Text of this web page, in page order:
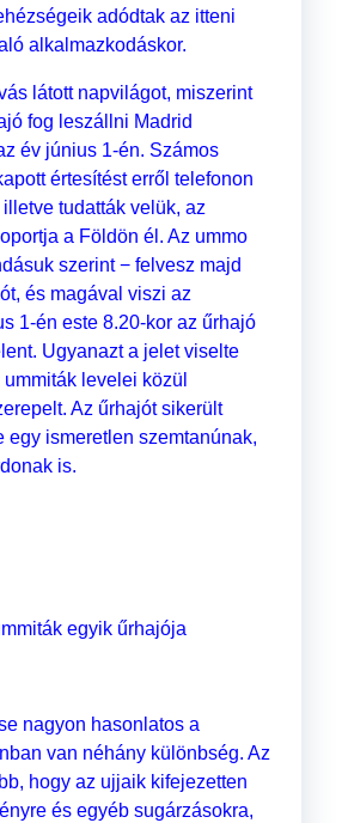
adódtak az itteni
alkalmazkodáskor.
látott napvilágot, miszerint
fog leszállni Madrid
év június 1-én. Számos
értesítést erről telefonon
tudatták velük, az
a Földön él. Az ummo
szerint − felvesz majd
és magával viszi az
1-én este 8.20-kor az űrhajó
Ugyanazt a jelet viselte
levelei közül
Az űrhajót sikerült
egy ismeretlen szemtanúnak,
is.
egyik űrhajója
nagyon hasonlatos a
van néhány különbség. Az
hogy az ujjaik kifejezetten
és egyéb sugárzásokra,